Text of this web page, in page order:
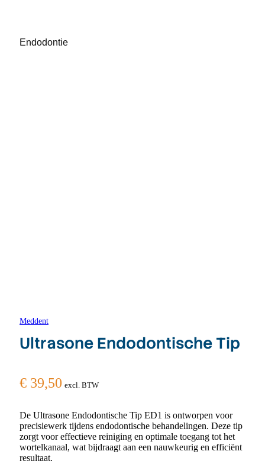
Endodontie
Meddent
Ultrasone Endodontische Tip
€ 39,50 excl. BTW
De Ultrasone Endodontische Tip ED1 is ontworpen voor
precisiewerk tijdens endodontische behandelingen. Deze tip
zorgt voor effectieve reiniging en optimale toegang tot het
wortelkanaal, wat bijdraagt aan een nauwkeurig en efficiënt
resultaat.